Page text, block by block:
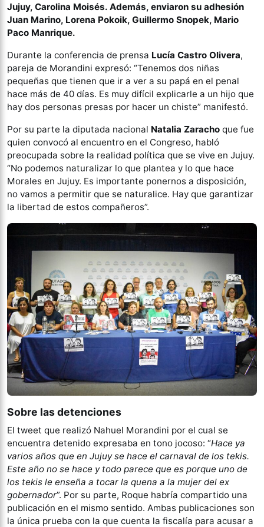
Jujuy, Carolina Moisés. Además, enviaron su adhesión
Juan Marino, Lorena Pokoik, Guillermo Snopek, Mario
Paco Manrique.
Durante la conferencia de prensa Lucía Castro Olivera,
pareja de Morandini expresó: “Tenemos dos niñas
pequeñas que tienen que ir a ver a su papá en el penal
hace más de 40 días. Es muy difícil explicarle a un hijo que
hay dos personas presas por hacer un chiste” manifestó.
Por su parte la diputada nacional Natalia Zaracho que fue
quien convocó al encuentro en el Congreso, habló
preocupada sobre la realidad política que se vive en Jujuy.
“No podemos naturalizar lo que plantea y lo que hace
Morales en Jujuy. Es importante ponernos a disposición,
no vamos a permitir que se naturalice. Hay que garantizar
la libertad de estos compañeros”.
Sobre las detenciones
El tweet que realizó Nahuel Morandini por el cual se
encuentra detenido expresaba en tono jocoso: “Hace ya
varios años que en Jujuy se hace el carnaval de los tekis.
Este año no se hace y todo parece que es porque uno de
los tekis le enseña a tocar la quena a la mujer del ex
gobernador”. Por su parte, Roque habría compartido una
publicación en el mismo sentido. Ambas publicaciones son
la única prueba con la que cuenta la fiscalía para acusar a